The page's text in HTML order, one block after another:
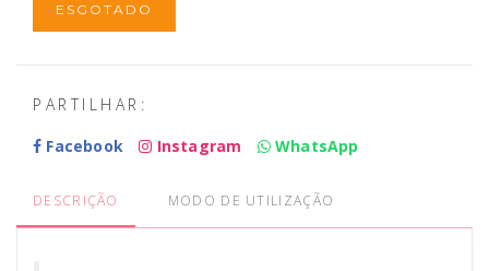
ESGOTADO
PARTILHAR:
Facebook
Instagram WhatsApp
DESCRIÇÃO MODO DE UTILIZAÇÃO